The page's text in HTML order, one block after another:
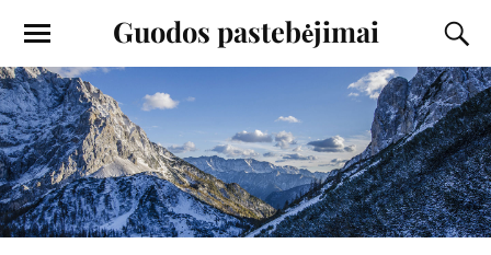
Guodos pastebėjimai